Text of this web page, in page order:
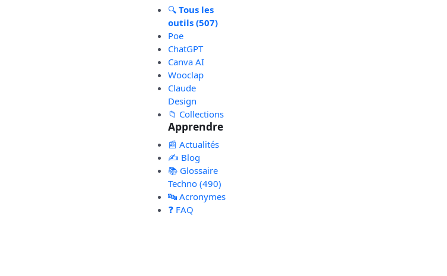
🔍Tous les
outils (507)
Poe
ChatGPT
Canva AI
Wooclap
Claude
Design
📁 Collections
Apprendre
📰 Actualités
✍️ Blog
📚 Glossaire
Techno (490)
🔤 Acronymes
❓ FAQ